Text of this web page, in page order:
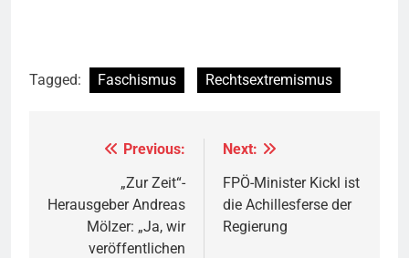
Tagged: Faschismus Rechtsextremismus
Beitragsnavigation
Previous:
„Zur Zeit“-
Herausgeber Andreas
Mölzer: „Ja, wir
veröffentlichen
Next:
FPÖ-Minister Kickl ist
die Achillesferse der
Regierung